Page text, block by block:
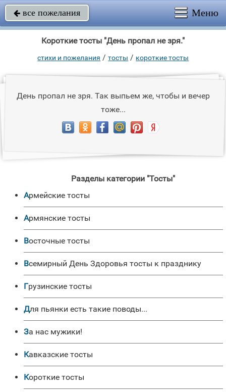
 все пожелания Меню
Короткие тосты "День пропал не зря."
стихи и пожелания /тосты / короткие тосты
День пропал не зря. Так выпьем же, чтобы и вечер
тоже...
Разделы категории "Тосты"
Армейские тосты
Армянские тосты
Восточные тосты
Всемирный День Здоровья тосты к празднику
Грузинские тосты
Для пьянки есть такие поводы...
За нас мужики!
Кавказские тосты
Короткие тосты